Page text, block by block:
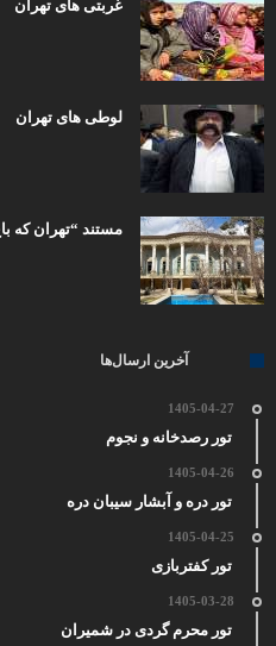
غربتی های تهران
لوطی های تهران
مستند “تهران که
آخرین ارسال‌ها
1405-04-27
تور رصدخانه و نجوم
1405-04-26
تور دره و آبشار سیبان دره
1405-04-25
تور کفتربازی
1405-03-28
تور محرم گردی در شمیران